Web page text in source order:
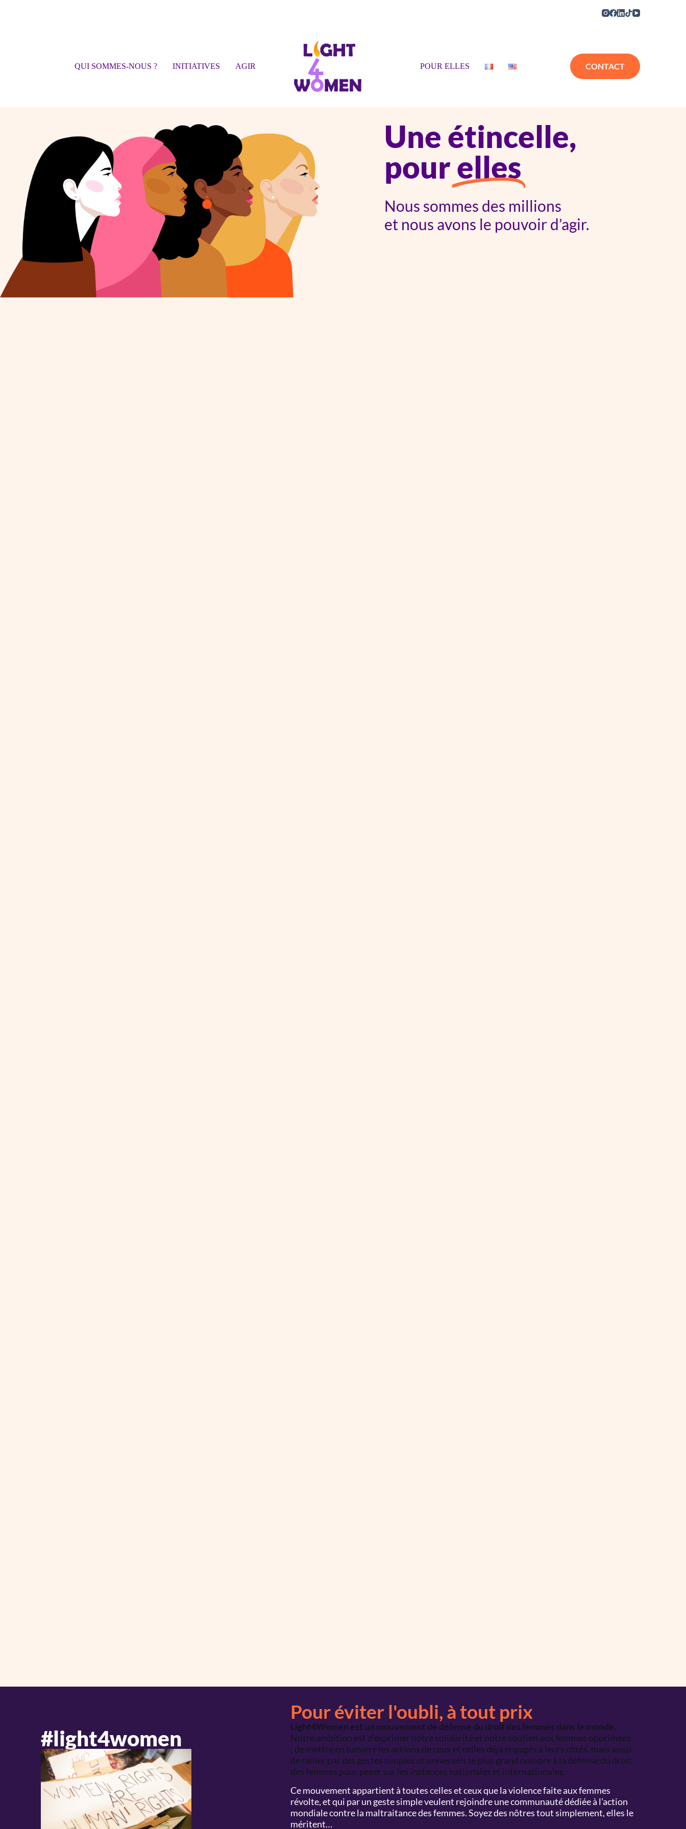
QUI SOMMES-NOUS ? INITIATIVES AGIR POUR ELLES CONTACT
Une étincelle,
pourelles
Nous sommes des millions
et nous avons le pouvoir d’agir.
#light4women
Pour éviter l'oubli, à tout prix
Light4Women est un mouvement de défense du droit des femmes dans le monde.
Notre ambition est d’exprimer notre solidarité et notre soutien aux femmes opprimées
; de mettre en lumière les actions de ceux et celles déjà engagés à leurs côtés, mais aussi
de rallier par des gestes simples et universels le plus grand nombre à la défense du droit
des femmes pour peser sur les instances nationales et internationales.
Ce mouvement appartient à toutes celles et ceux que la violence faite aux femmes
révolte, et qui par un geste simple veulent rejoindre une communauté dédiée à l’action
mondiale contre la maltraitance des femmes. Soyez des nôtres tout simplement, elles le
méritent…